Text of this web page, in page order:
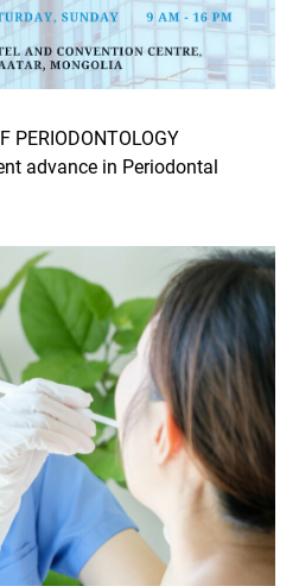
PERIODONTOLOGY
advance in Periodontal